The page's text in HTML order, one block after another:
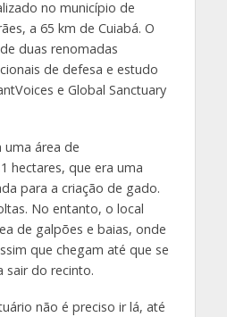
no município de
a 65 km de Cuiabá. O
duas renomadas
de defesa e estudo
e Global Sanctuary
uma área de
hectares, que era uma
para a criação de gado.
No entanto, o local
de galpões e baias, onde
que chegam até que se
sair do recinto.
não é preciso ir lá, até